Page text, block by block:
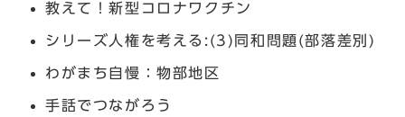
教えて！新型コロナワクチン
シリーズ人権を考える:(3)同和問題(部落差別)
わがまち自慢：物部地区
手話でつながろう